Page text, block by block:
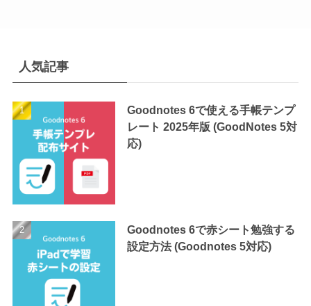
人気記事
Goodnotes 6で使える手帳テンプ
レート 2025年版 (GoodNotes 5対
応)
Goodnotes 6で赤シート勉強する
設定方法 (Goodnotes 5対応)